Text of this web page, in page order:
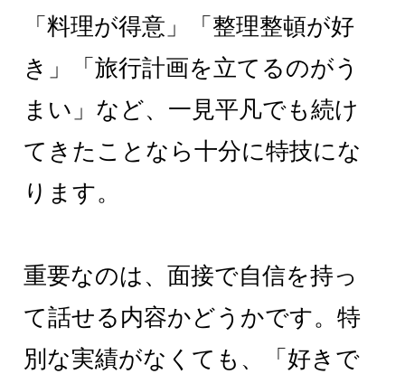
「料理が得意」「整理整頓が好
き」「旅行計画を立てるのがう
まい」など、一見平凡でも続け
てきたことなら十分に特技にな
ります。
重要なのは、面接で自信を持っ
て話せる内容かどうかです。特
別な実績がなくても、「好きで